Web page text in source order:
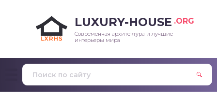
LUXURY-HOUSE .ORG
Современная архитектура и лучшие
интерьеры мира